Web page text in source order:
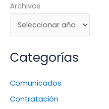
Archivos
Categorías
Comunicados
Contratación